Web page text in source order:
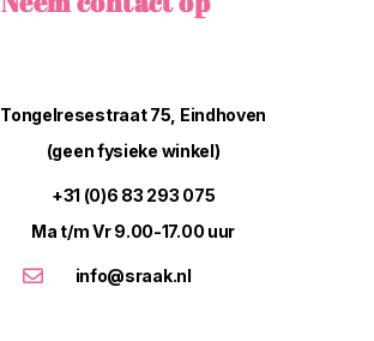
Tongelresestraat 75, Eindhoven
(geen fysieke winkel)
+31 (0)6 83 293 075
Ma t/m Vr 9.00-17.00 uur
info@sraak.nl